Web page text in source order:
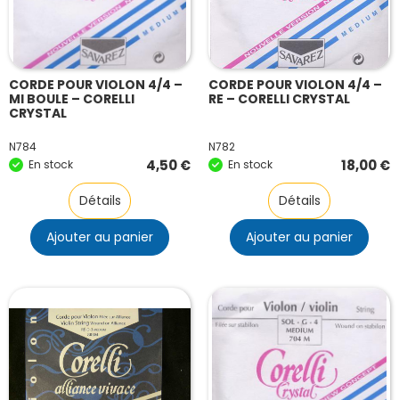
CORDE POUR VIOLON 4/4 –
MI BOULE – CORELLI
CRYSTAL
N784
En stock
4,50€
Détails
Ajouter au panier
CORDE POUR VIOLON 4/4 –
RE – CORELLI CRYSTAL
N782
En stock
18,00€
Détails
Ajouter au panier